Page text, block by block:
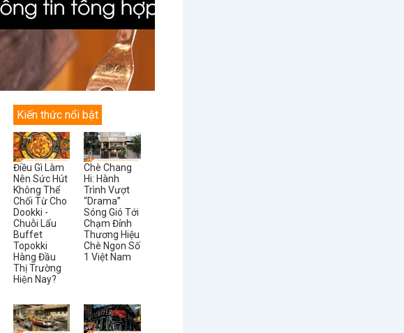
Kiến thức nổi bật
Điều Gì Làm
Nên Sức Hút
Không Thể
Chối Từ Cho
Dookki -
Chuỗi Lẩu
Buffet
Topokki
Hàng Đầu
Thị Trường
Hiện Nay?
Chè Chang
Hi: Hành
Trình Vượt
“Drama”
Sóng Gió Tới
Chạm Đỉnh
Thương Hiệu
Chè Ngon Số
1 Việt Nam